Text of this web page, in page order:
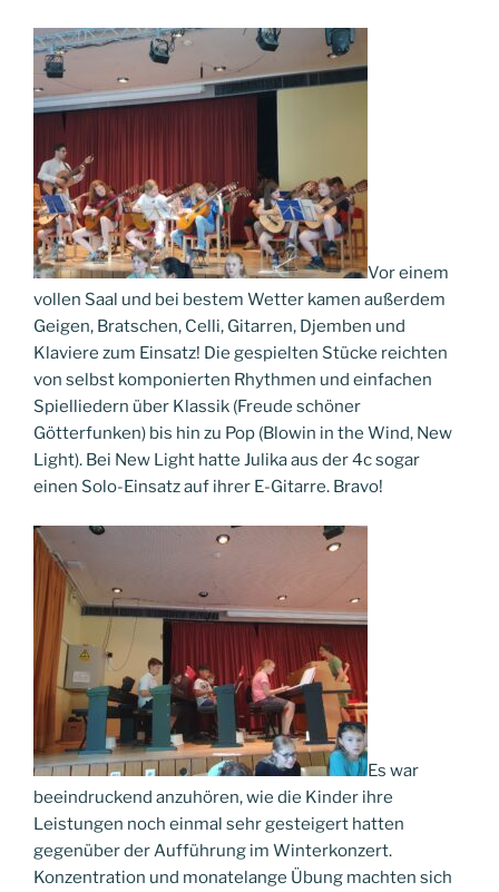
Vor einem
vollen Saal und bei bestem Wetter kamen außerdem
Geigen, Bratschen, Celli, Gitarren, Djemben und
Klaviere zum Einsatz! Die gespielten Stücke reichten
von selbst komponierten Rhythmen und einfachen
Spielliedern über Klassik (Freude schöner
Götterfunken) bis hin zu Pop (Blowin in the Wind, New
Light). Bei New Light hatte Julika aus der 4c sogar
einen Solo-Einsatz auf ihrer E-Gitarre. Bravo!
Es war
beeindruckend anzuhören, wie die Kinder ihre
Leistungen noch einmal sehr gesteigert hatten
gegenüber der Aufführung im Winterkonzert.
Konzentration und monatelange Übung machten sich